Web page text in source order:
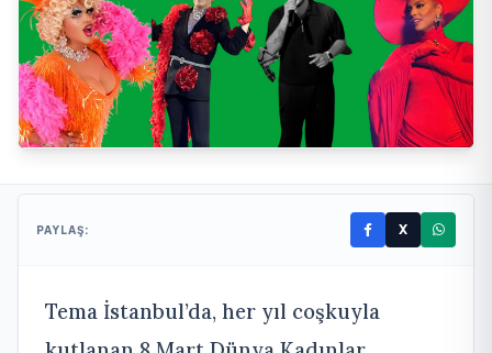
PAYLAŞ: X
Tema İstanbul’da, her yıl coşkuyla